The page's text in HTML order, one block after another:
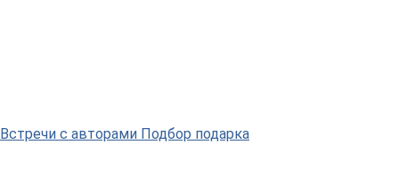
Встречи с авторами Подбор подарка